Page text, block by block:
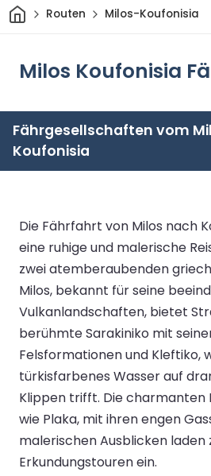
HeimRouten Milos-Koufonisia
Milos Koufonisia
Fährgesellschaften vom
Koufonisia
Die Fährfahrt von Milos nach
eine ruhige und malerische
zwei atemberaubenden
Milos, bekannt für seine
Vulkanlandschaften, bietet
berühmte Sarakiniko mit
Felsformationen und Kleftiko,
türkisfarbenes Wasser auf
Klippen trifft. Die charmanten
wie Plaka, mit ihren engen
malerischen Ausblicken laden
Erkundungstouren ein.